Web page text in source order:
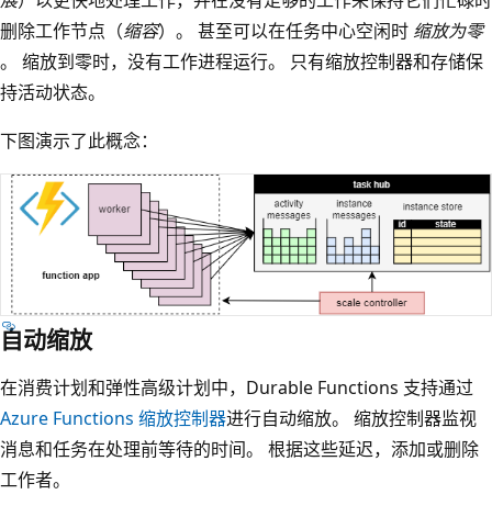
删除工作节点（缩容）。 甚至可以在任务中心空闲时 缩放为零
。 缩放到零时，没有工作进程运行。 只有缩放控制器和存储保
持活动状态。
下图演示了此概念：
自动缩放
在消费计划和弹性高级计划中，Durable Functions 支持通过
Azure Functions 缩放控制器进行自动缩放。 缩放控制器监视
消息和任务在处理前等待的时间。 根据这些延迟，添加或删除
工作者。